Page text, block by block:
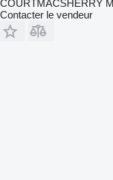
COURTMACSHERRY
Contacter le vendeur